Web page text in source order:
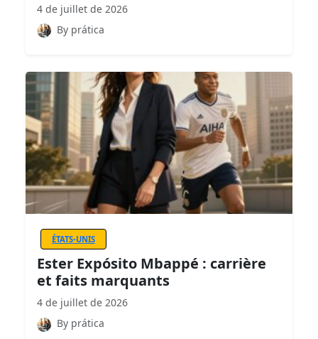
4 de juillet de 2026
By prática
ÉTATS-UNIS
Ester Expósito Mbappé : carrière
et faits marquants
4 de juillet de 2026
By prática